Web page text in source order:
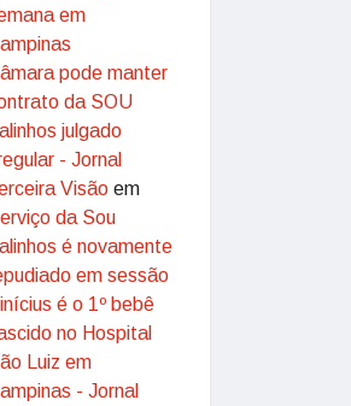
em
pode manter
da SOU
julgado
- Jornal
Visão em
da Sou
é novamente
em sessão
é o 1º bebê
no Hospital
Luiz em
- Jornal